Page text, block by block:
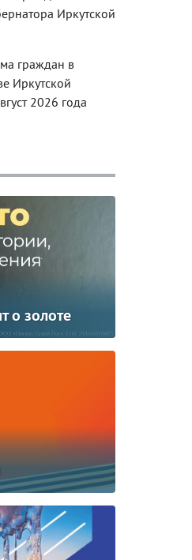
Иркутской
граждан в
Иркутской
2026 года
о золоте